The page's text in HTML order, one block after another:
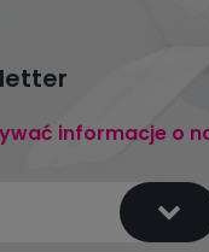
informacje o